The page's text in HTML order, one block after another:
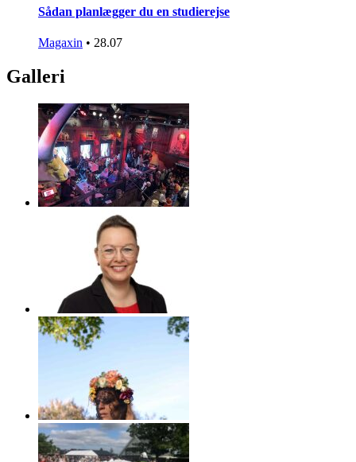
Sådan planlægger du en studierejse
Magaxin • 28.07
Galleri